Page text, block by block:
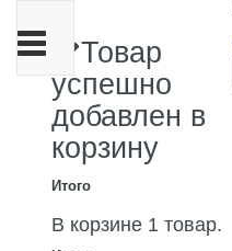
Товар
успешно
добавлен в
корзину
Итого
В корзине 1 товар.
Переключить
навигации